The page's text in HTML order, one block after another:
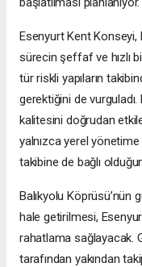
Esenyurt Kent Konseyi,
sürecin şeffaf ve hızlı
tür riskli yapıların
gerektiğini de
kalitesini doğrudan
yalnızca yerel
takibine de bağlı
Balıkyolu Köprüsü’nün
hale getirilmesi,
rahatlama sağlayacak.
tarafından yakından